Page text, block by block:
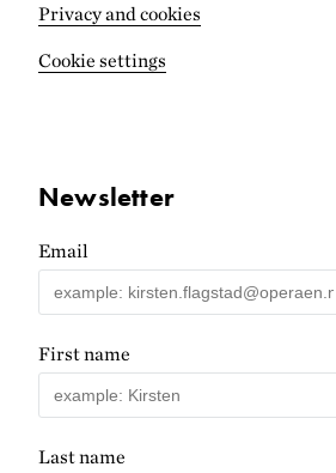
Privacy and cookies
Cookie settings
Newsletter
Email
First name
Last name